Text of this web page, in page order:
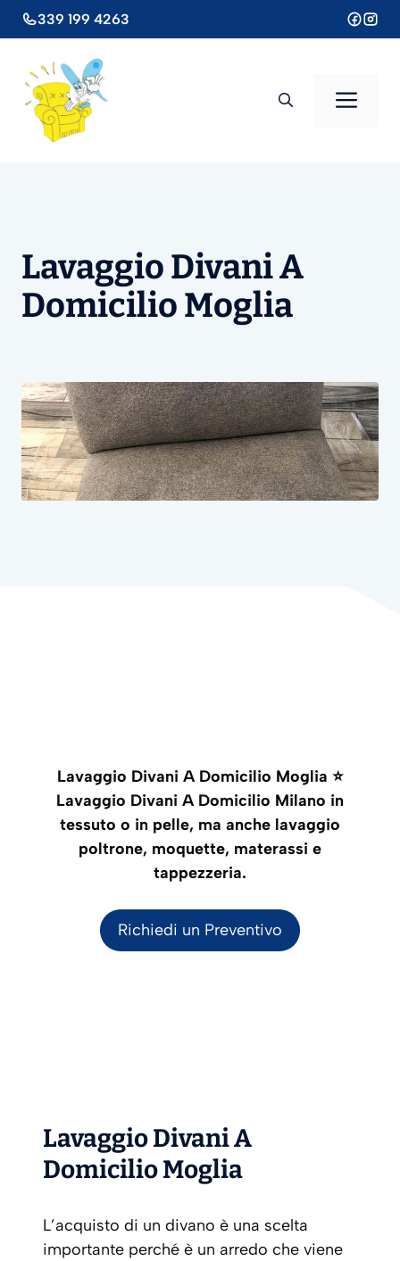
al
contenuto
339 199 4263
Lavaggio Divani A
Domicilio Moglia
Lavaggio Divani A Domicilio Moglia ⭐
Lavaggio Divani A Domicilio Milano in
tessuto o in pelle, ma anche lavaggio
poltrone, moquette, materassi e
tappezzeria.
Richiedi un Preventivo
Lavaggio Divani A
Domicilio Moglia
L’acquisto di un divano è una scelta
importante perché è un arredo che viene